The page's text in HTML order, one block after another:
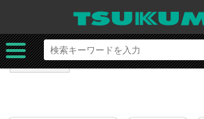
ツクモネットショップ PCパーツ
キーボード